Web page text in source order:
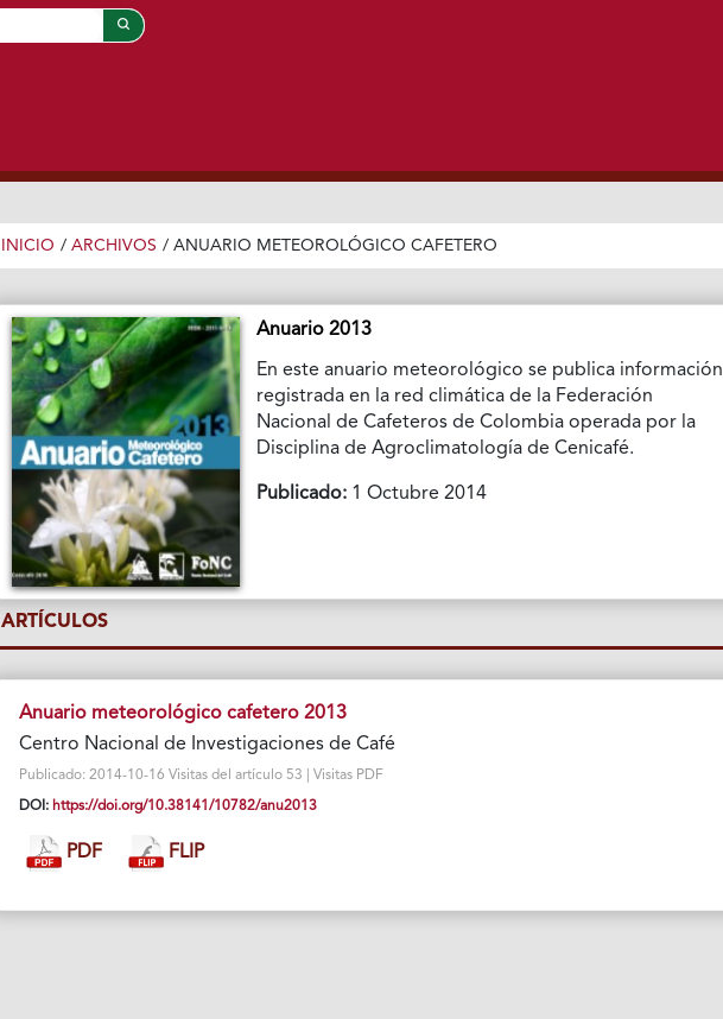
INICIO / ARCHIVOS / ANUARIO METEOROLÓGICO CAFETERO
Anuario 2013
En este anuario meteorológico se publica información
registrada en la red climática de la Federación
Nacional de Cafeteros de Colombia operada por la
Disciplina de Agroclimatología de Cenicafé.
Publicado: 1 Octubre 2014
ARTÍCULOS
Anuario meteorológico cafetero 2013
Centro Nacional de Investigaciones de Café
Publicado: 2014-10-16 Visitas del artículo 53 | Visitas PDF
DOI: https://doi.org/10.38141/10782/anu2013
PDF FLIP